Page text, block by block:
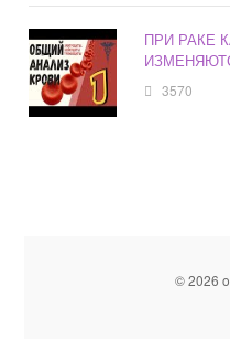
ПРИ РАКЕ
3570
© 2026